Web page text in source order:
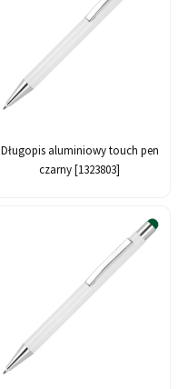
Długopis aluminiowy touch pen
czarny [1323803]